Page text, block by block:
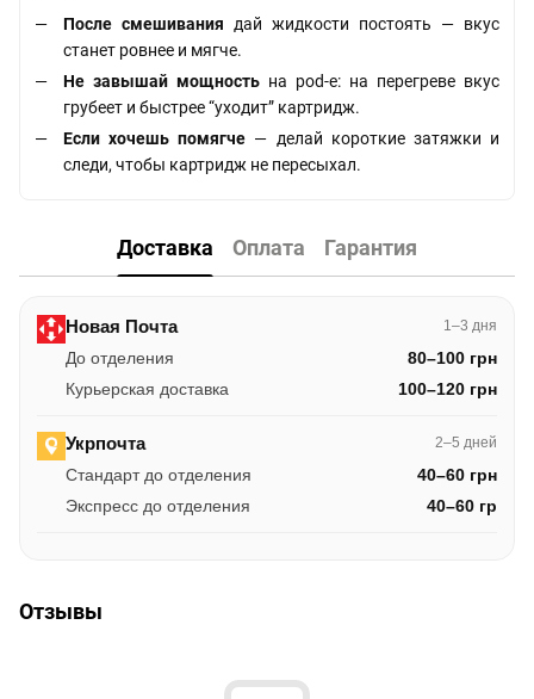
После смешивания дай жидкости постоять — вкус
станет ровнее и мягче.
Не завышай мощность на pod-е: на перегреве вкус
грубеет и быстрее “уходит” картридж.
Если хочешь помягче — делай короткие затяжки и
следи, чтобы картридж не пересыхал.
Доставка Оплата Гарантия
Новая Почта 1–3 дня
До отделения
80–100 грн
Курьерская доставка
100–120 грн
Укрпочта 2–5 дней
Стандарт до отделения
40–60 грн
Экспресс до отделения
40–60 гр
Отзывы